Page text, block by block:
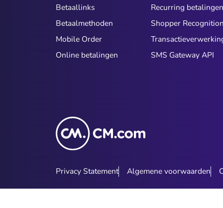
Betaallinks
Betaalmethoden
Mobile Order
Online betalingen
Recurring betalingen
Shopper
SMS Gateway API
Privacy Statement Algemene voorwaarden